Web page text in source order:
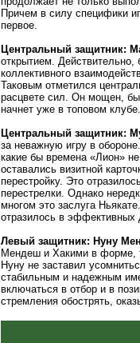
Причем в силу специфики
первое.
Центральный защитник:
открытием. Действительно,
коллективного
Таковым отметился
расцвете сил. Он мощен,
начнет уже в топовом клубе.
Центральный защитник:
за неважную игру в
какие бы времена «Лион»
оставались визитной
перестройку. Это
перестрелки. Однако
многом это заслуга
отразилось в эффективных
Левый защитник: Нуну
Мендеш и Хакими в форме,
Нуну не заставил
стабильным и надежным
включаться в отбор и в
стремления обострять,